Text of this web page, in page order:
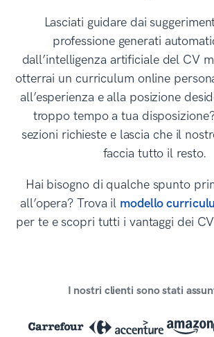
Lasciati guidare dai
professione generati
dall’intelligenza artificiale del CV
otterrai un curriculum online
all’esperienza e alla posizione
troppo tempo a tua
sezioni richieste e lascia che il
faccia tutto il resto.
Hai bisogno di qualche spunto
all’opera? Trova il modello
per te e scopri tutti i vantaggi dei
I nostri clienti sono stati